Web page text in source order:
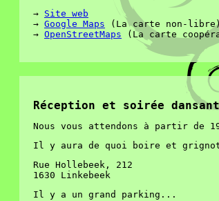
→ Site web
→ Google Maps (La carte non-
→ OpenStreetMaps (La carte
Réception et soirée
Nous vous attendons à partir de
Il y aura de quoi boire et
Rue Hollebeek, 212
1630 Linkebeek
Il y a un grand parking...